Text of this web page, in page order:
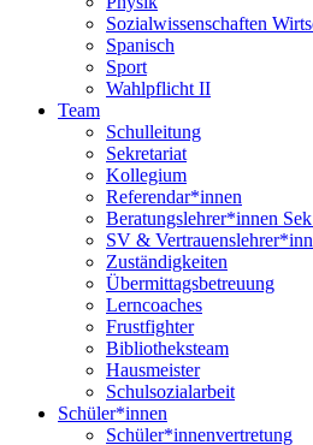
Sozialwissenschaften
Spanisch
Sport
Wahlpflicht II
Team
Schulleitung
Sekretariat
Kollegium
Referendar*innen
Beratungslehrer*innen
SV &
Zuständigkeiten
Übermittagsbetreuung
Lerncoaches
Frustfighter
Bibliotheksteam
Hausmeister
Schulsozialarbeit
Schüler*innen
Schüler*innenvertretung